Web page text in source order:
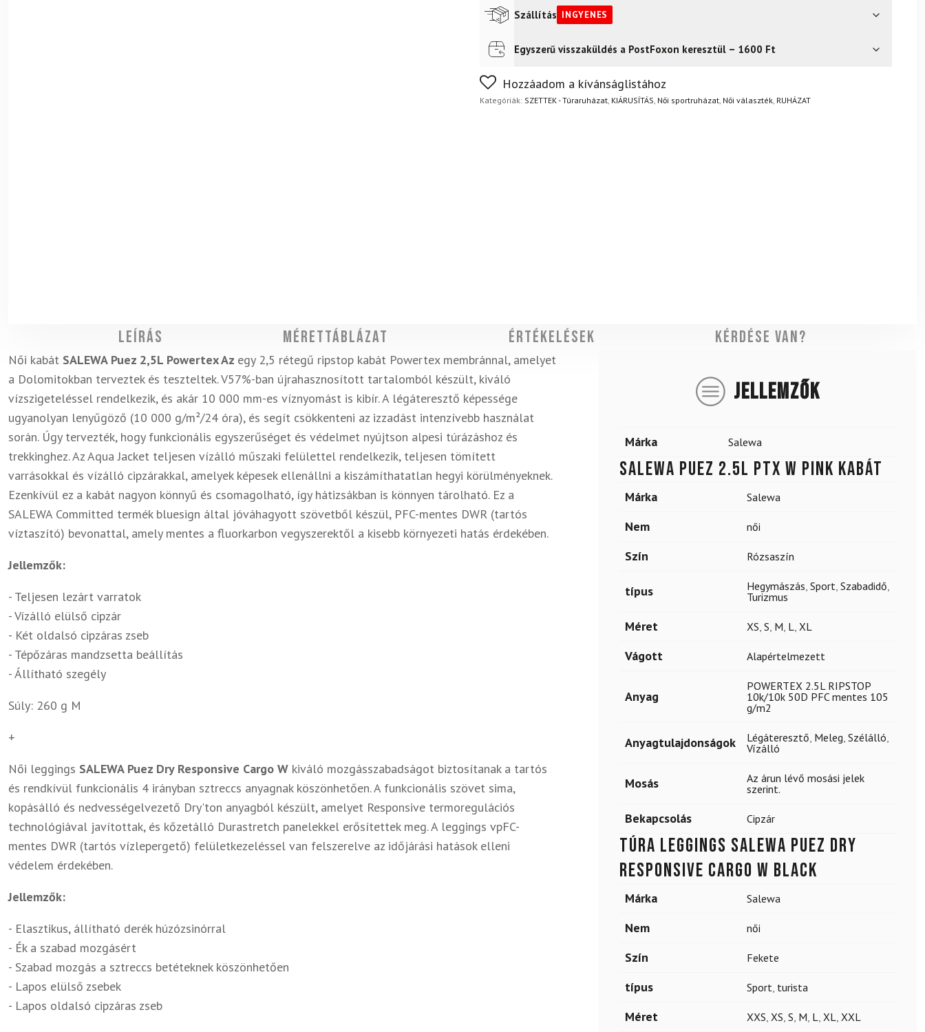
Szállítás INGYENES
Futár a címreIngyenes
FoxPost
Egyszerű visszaküldés a PostFoxon keresztül – 1600 Ft
Nem biztos a választásában? Semmi gond – a terméket egyszerűen visszaküldheti 14
napon belül, indoklás nélkül.Mik a visszaküldés feltételei?
Hozzáadom a kívánságlistához
Kategóriák: SZETTEK - Túraruházat, KIÁRUSÍTÁS Női sportruházat, Női választék, RUHÁZAT
Leírás Mérettáblázat Értékelések Kérdése van?
Női kabát SALEWA Puez 2,5L PowertexAz egy 2,5 rétegű ripstop kabát Powertex membránnal, amelyet
a Dolomitokban terveztek és teszteltek. V57%-ban újrahasznosított tartalomból készült, kiváló
vízszigeteléssel rendelkezik, és akár 10 000 mm-es víznyomást is kibír. A légáteresztő képessége
ugyanolyan lenyűgöző (10 000 g/m²/24 óra), és segít csökkenteni az izzadást intenzívebb használat
során. Úgy tervezték, hogy funkcionális egyszerűséget és védelmet nyújtson alpesi túrázáshoz és
trekkinghez. Az Aqua Jacket teljesen vízálló műszaki felülettel rendelkezik, teljesen tömített
varrásokkal és vízálló cipzárakkal, amelyek képesek ellenállni a kiszámíthatatlan hegyi körülményeknek.
Ezenkívül ez a kabát nagyon könnyű és csomagolható, így hátizsákban is könnyen tárolható. Ez a
SALEWA Committed termék bluesign által jóváhagyott szövetből készül, PFC-mentes DWR (tartós
víztaszító) bevonattal, amely mentes a fluorkarbon vegyszerektől a kisebb környezeti hatás érdekében.
Jellemzők:
- Teljesen lezárt varratok
- Vízálló elülső cipzár
- Két oldalsó cipzáras zseb
- Tépőzáras mandzsetta beállítás
- Állítható szegély
Súly: 260 g M
+
Női leggings SALEWA Puez Dry Responsive Cargo W kiváló mozgásszabadságot biztosítanak a tartós
és rendkívül funkcionális 4 irányban sztreccs anyagnak köszönhetően.A funkcionális szövet sima,
kopásálló és nedvességelvezető Dry'ton anyagból készült, amelyet Responsive termoregulációs
technológiával javítottak, és kőzetálló Durastretch panelekkel erősítettek meg. A leggings vpFC-
mentes DWR (tartós vízlepergető) felületkezeléssel van felszerelve az időjárási hatások elleni
védelem érdekében.
Jellemzők:
- Elasztikus, állítható derék húzózsinórral
- Ék a szabad mozgásért
- Szabad mozgás a sztreccs betéteknek köszönhetően
- Lapos elülső zsebek
- Lapos oldalsó cipzáras zseb
JELLEMZŐK
Márka Salewa
SALEWA Puez 2.5L PTX W Pink kabát
Márka Salewa
Nem női
Szín Rózsaszín
típus Hegymászás, Sport, Szabadidő,
Turizmus
Méret XS, S, M, L, XL
Vágott Alapértelmezett
Anyag
POWERTEX 2.5L RIPSTOP
10k/10k 50D PFC mentes 105
g/m2
Anyagtulajdonságok Légáteresztő, Meleg, Szélálló,
Vízálló
Mosás
Az árun lévő mosási jelek
szerint.
Bekapcsolás Cipzár
Túra leggings SALEWA Puez Dry
Responsive Cargo W Black
Márka Salewa
Nem női
Szín Fekete
típus Sport, turista
Méret XXS, XS, S, M, L, XL, XXL